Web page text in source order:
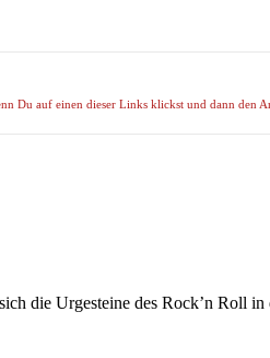
Du auf einen dieser Links klickst und dann den
die Urgesteine des Rock’n Roll